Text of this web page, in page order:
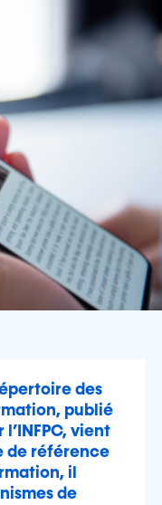
des
publié
vient
de référence
il
de